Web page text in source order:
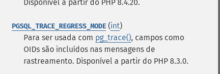
Disponível a partir do PHP 8.4.20.
PGSQL_TRACE_REGRESS_MODE (int)
Para ser usada com pg_trace(), campos como
OIDs são incluídos nas mensagens de
rastreamento. Disponível a partir do PHP 8.3.0.